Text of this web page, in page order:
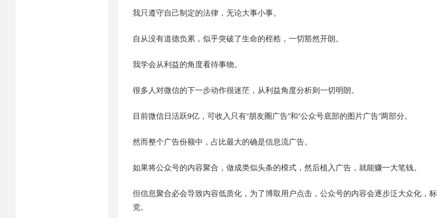
我只遵守自己制定的法律，无论大事小事。
自从没有道德负累，似乎突破了生命的桎梏，一切豁然开朗。
我学会从利益的角度看待事物。
很多人对微信的下一步动作很迷茫，从利益角度分析则一切明朗。
目前微信日活跃9亿，可收入只有“朋友圈广告”和“公众号底部的图片广告”两部分。
然而整个广告份额中，占比最大的确是信息流广告。
如果将公众号的内容聚合，做成类似头条的模式，然后植入广告，就能赚一大笔钱。
但信息聚合必会导致内容低质化，为了博取用户点击，公众号的内容会逐步泛大众化，
党。